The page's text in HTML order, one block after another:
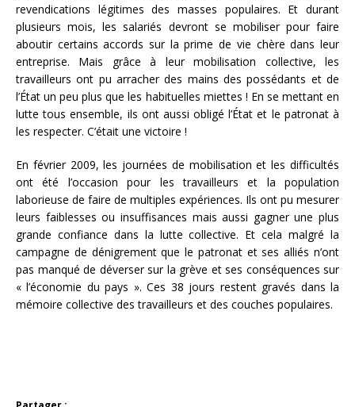
revendications légitimes des masses populaires. Et durant
plusieurs mois, les salariés devront se mobiliser pour faire
aboutir certains accords sur la prime de vie chère dans leur
entreprise. Mais grâce à leur mobilisation collective, les
travailleurs ont pu arracher des mains des possédants et de
l’État un peu plus que les habituelles miettes ! En se mettant en
lutte tous ensemble, ils ont aussi obligé l’État et le patronat à
les respecter. C’était une victoire !
En février 2009, les journées de mobilisation et les difficultés
ont été l’occasion pour les travailleurs et la population
laborieuse de faire de multiples expériences. Ils ont pu mesurer
leurs faiblesses ou insuffisances mais aussi gagner une plus
grande confiance dans la lutte collective. Et cela malgré la
campagne de dénigrement que le patronat et ses alliés n’ont
pas manqué de déverser sur la grève et ses conséquences sur
« l’économie du pays ». Ces 38 jours restent gravés dans la
mémoire collective des travailleurs et des couches populaires.